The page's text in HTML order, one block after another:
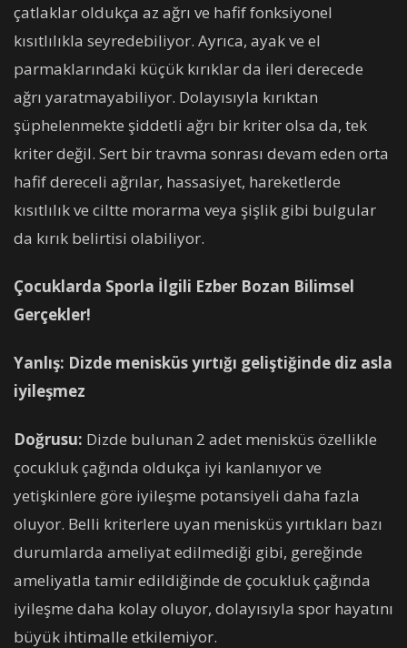
çatlaklar oldukça az ağrı ve hafif fonksiyonel
kısıtlılıkla seyredebiliyor. Ayrıca, ayak ve el
parmaklarındaki küçük kırıklar da ileri derecede
ağrı yaratmayabiliyor. Dolayısıyla kırıktan
şüphelenmekte şiddetli ağrı bir kriter olsa da, tek
kriter değil. Sert bir travma sonrası devam eden orta
hafif dereceli ağrılar, hassasiyet, hareketlerde
kısıtlılık ve ciltte morarma veya şişlik gibi bulgular
da kırık belirtisi olabiliyor.
Çocuklarda Sporla İlgili Ezber Bozan Bilimsel
Gerçekler!
Yanlış: Dizde menisküs yırtığı geliştiğinde diz asla
iyileşmez
Doğrusu: Dizde bulunan 2 adet menisküs özellikle
çocukluk çağında oldukça iyi kanlanıyor ve
yetişkinlere göre iyileşme potansiyeli daha fazla
oluyor. Belli kriterlere uyan menisküs yırtıkları bazı
durumlarda ameliyat edilmediği gibi, gereğinde
ameliyatla tamir edildiğinde de çocukluk çağında
iyileşme daha kolay oluyor, dolayısıyla spor hayatını
büyük ihtimalle etkilemiyor.